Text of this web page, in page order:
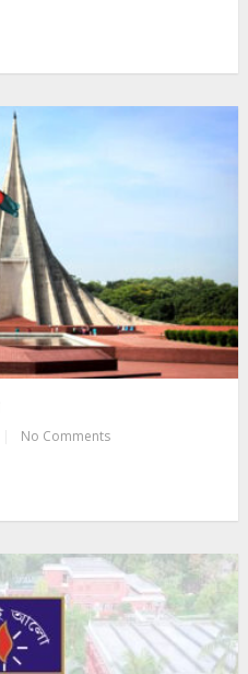
No Comments